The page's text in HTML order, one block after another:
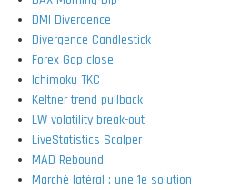
DMI Divergence
Divergence Candlestick
Forex Gap close
Ichimoku TKC
Keltner trend pullback
LW volatility break-out
LiveStatistics Scalper
MAD Rebound
Marché latéral : une 1e solution